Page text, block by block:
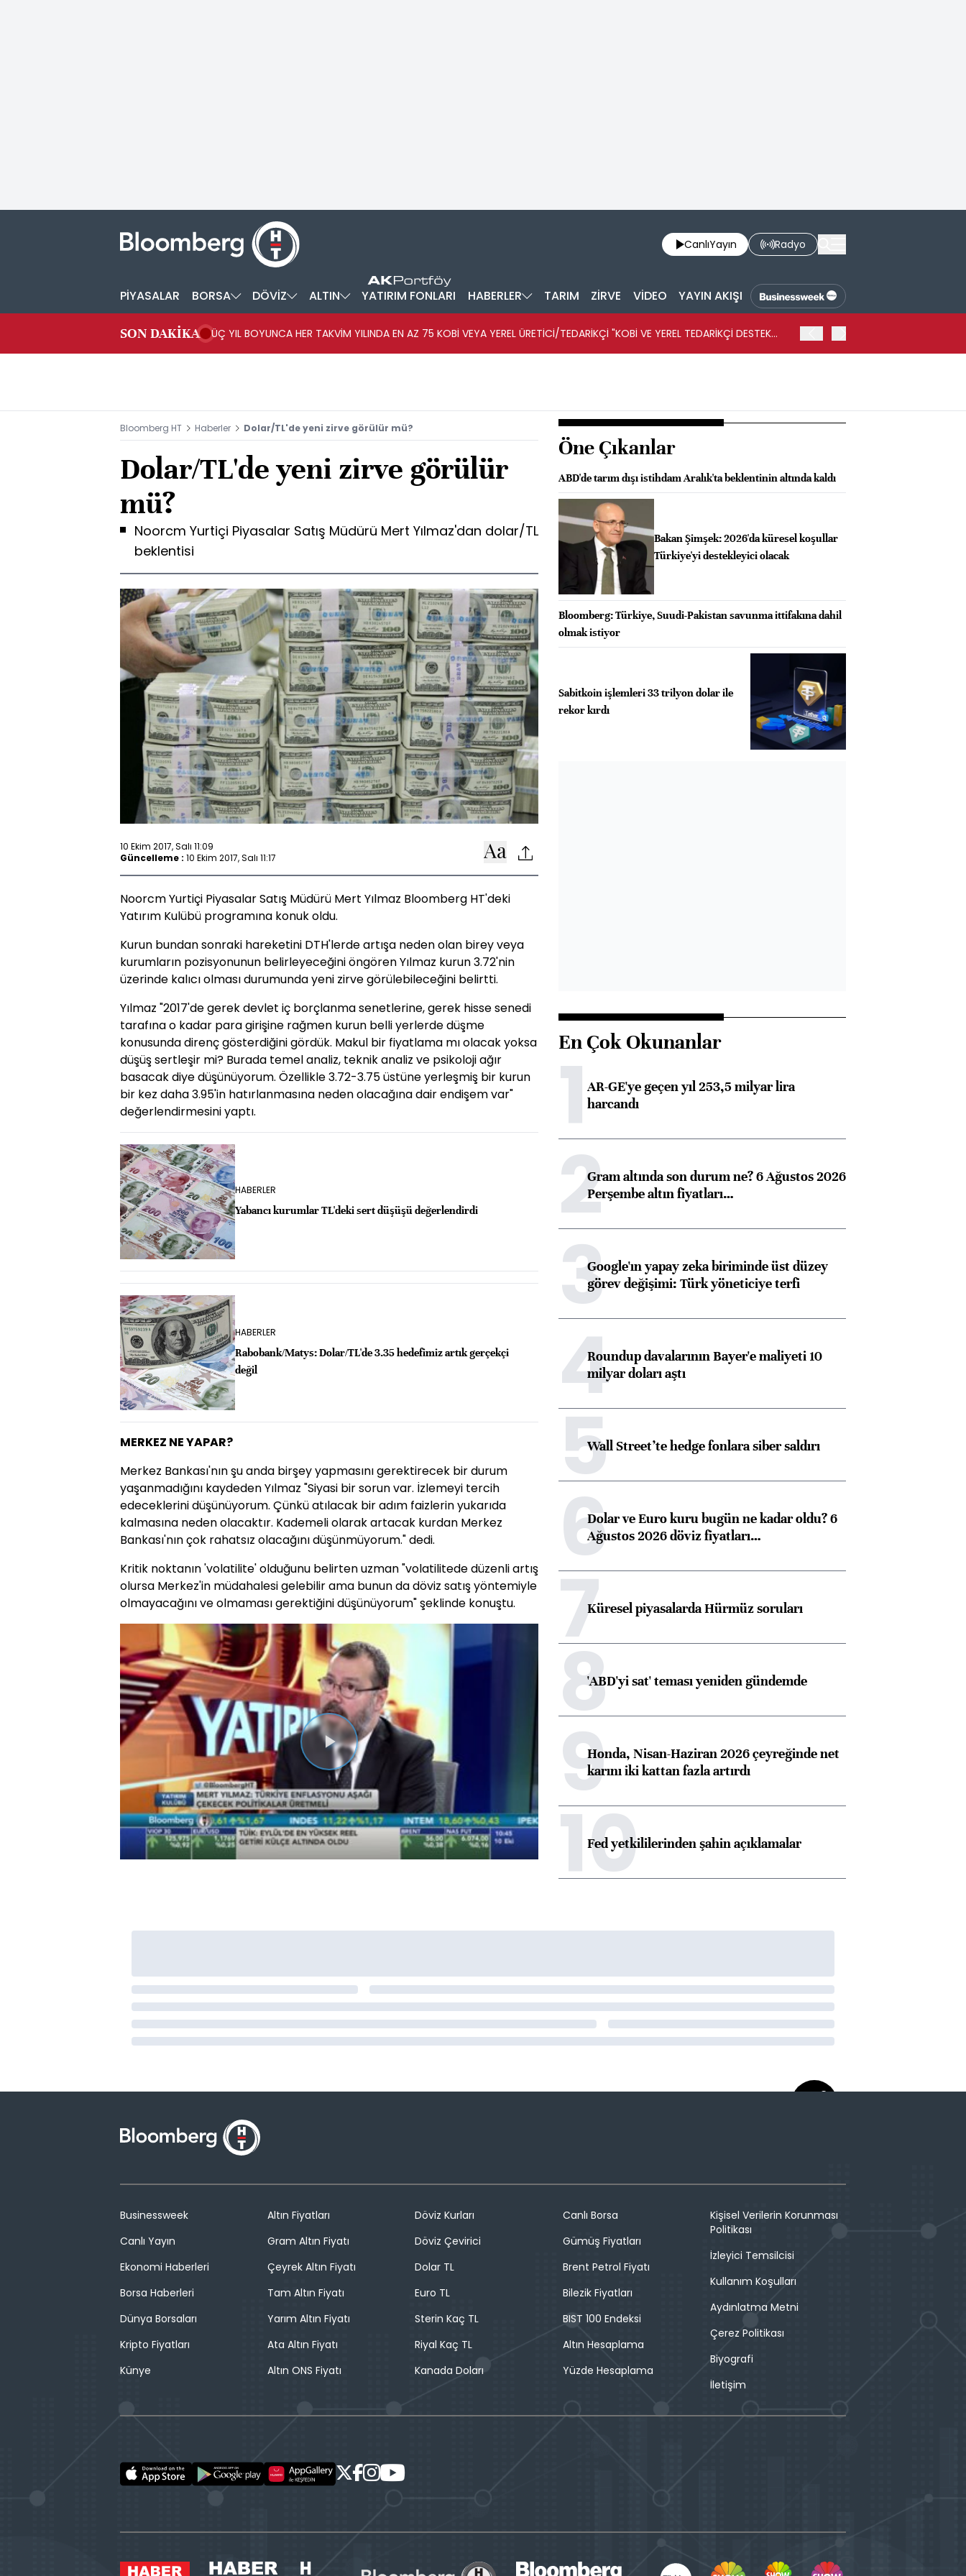
CanlıYayın Radyo
PİYASALAR BORSA DÖVİZ ALTIN YATIRIM FONLARI HABERLER TARIM ZİRVE VİDEO YAYIN AKIŞI
SON DAKİKA
ÜÇ YIL BOYUNCA HER TAKVİM YILINDA EN AZ 75 KOBİ VEYA YEREL ÜRETİCİ/TEDARİKÇİ "KOBİ VE YEREL TEDARİKÇİ DESTEK
Bloomberg HT Haberler Dolar/TL'de yeni zirve görülür mü?
Dolar/TL'de yeni zirve görülür
mü?
Noorcm Yurtiçi Piyasalar Satış Müdürü Mert Yılmaz'dan dolar/TL
beklentisi
10 Ekim 2017, Salı 11:09
Güncelleme : 10 Ekim 2017, Salı 11:17
Noorcm Yurtiçi Piyasalar Satış Müdürü Mert Yılmaz Bloomberg HT'deki
Yatırım Kulübü programına konuk oldu.
Kurun bundan sonraki hareketini DTH'lerde artışa neden olan birey veya
kurumların pozisyonunun belirleyeceğini öngören Yılmaz kurun 3.72'nin
üzerinde kalıcı olması durumunda yeni zirve görülebileceğini belirtti.
Yılmaz "2017'de gerek devlet iç borçlanma senetlerine, gerek hisse senedi
tarafına o kadar para girişine rağmen kurun belli yerlerde düşme
konusunda direnç gösterdiğini gördük. Makul bir fiyatlama mı olacak yoksa
düşüş sertleşir mi? Burada temel analiz, teknik analiz ve psikoloji ağır
basacak diye düşünüyorum. Özellikle 3.72-3.75 üstüne yerleşmiş bir kurun
bir kez daha 3.95'in hatırlanmasına neden olacağına dair endişem var"
değerlendirmesini yaptı.
HABERLER
Yabancı kurumlar TL'deki sert düşüşü değerlendirdi
HABERLER
Rabobank/Matys: Dolar/TL'de 3.35 hedefimiz artık gerçekçi
değil
MERKEZ NE YAPAR?
Merkez Bankası'nın şu anda birşey yapmasını gerektirecek bir durum
yaşanmadığını kaydeden Yılmaz "Siyasi bir sorun var. İzlemeyi tercih
edeceklerini düşünüyorum. Çünkü atılacak bir adım faizlerin yukarıda
kalmasına neden olacaktır. Kademeli olarak artacak kurdan Merkez
Bankası'nın çok rahatsız olacağını düşünmüyorum." dedi.
Kritik noktanın 'volatilite' olduğunu belirten uzman "volatilitede düzenli artış
olursa Merkez'in müdahalesi gelebilir ama bunun da döviz satış yöntemiyle
olmayacağını ve olmaması gerektiğini düşünüyorum" şeklinde konuştu.
Videoyu
Oynat
Öne Çıkanlar
ABD'de tarım dışı istihdam Aralık'ta beklentinin altında kaldı
Bakan Şimşek: 2026'da küresel koşullar
Türkiye'yi destekleyici olacak
Bloomberg: Türkiye, Suudi-Pakistan savunma ittifakına dahil
olmak istiyor
Sabitkoin işlemleri 33 trilyon dolar ile
rekor kırdı
En Çok Okunanlar
1AR-GE'ye geçen yıl 253,5 milyar lira
harcandı
2Gram altında son durum ne? 6 Ağustos 2026
Perşembe altın fiyatları…
3Google'ın yapay zeka biriminde üst düzey
görev değişimi: Türk yöneticiye terfi
4Roundup davalarının Bayer'e maliyeti 10
milyar doları aştı
5Wall Street’te hedge fonlara siber saldırı
6Dolar ve Euro kuru bugün ne kadar oldu? 6
Ağustos 2026 döviz fiyatları…
7Küresel piyasalarda Hürmüz soruları
8'ABD'yi sat' teması yeniden gündemde
9Honda, Nisan-Haziran 2026 çeyreğinde net
karını iki kattan fazla artırdı
10
Fed yetkililerinden şahin açıklamalar
Businessweek
Canlı Yayın
Ekonomi Haberleri
Borsa Haberleri
Dünya Borsaları
Kripto Fiyatları
Künye
Altın Fiyatları
Gram Altın Fiyatı
Çeyrek Altın Fiyatı
Tam Altın Fiyatı
Yarım Altın Fiyatı
Ata Altın Fiyatı
Altın ONS Fiyatı
Döviz Kurları
Döviz Çevirici
Dolar TL
Euro TL
Sterin Kaç TL
Riyal Kaç TL
Kanada Doları
Canlı Borsa
Gümüş Fiyatları
Brent Petrol Fiyatı
Bilezik Fiyatları
BIST 100 Endeksi
Altın Hesaplama
Yüzde Hesaplama
Kişisel Verilerin Korunması
Politikası
İzleyici Temsilcisi
Kullanım Koşulları
Aydınlatma Metni
Çerez Politikası
Biyografi
İletişim